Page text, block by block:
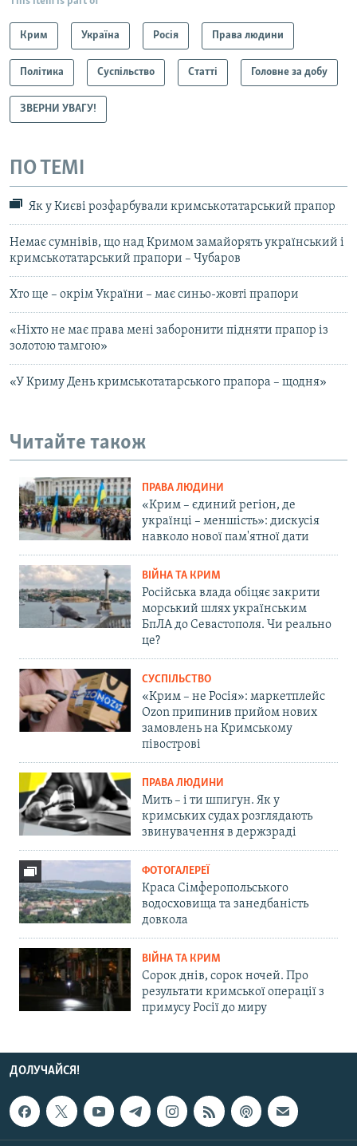
Крим Україна Росія Права людини
Політика Суспільство Статті Головне за добу
ЗВЕРНИ УВАГУ!
ПО ТЕМІ
Як у Києві розфарбували кримськотатарський прапор
Немає сумнівів, що над Кримом замайорять український і
кримськотатарський прапори – Чубаров
Хто ще – окрім України – має синьо-жовті прапори
«Ніхто не має права мені заборонити підняти прапор із
золотою тамгою»
«У Криму День кримськотатарського прапора – щодня»
Читайте також
ПРАВА ЛЮДИНИ
«Крим – єдиний регіон, де
українці – меншість»: дискусія
навколо нової пам'ятної дати
ВІЙНА ТА КРИМ
Російська влада обіцяє закрити
морський шлях українським
БпЛА до Севастополя. Чи реально
це?
СУСПІЛЬСТВО
«Крим – не Росія»: маркетплейс
Ozon припинив прийом нових
замовлень на Кримському
півострові
ПРАВА ЛЮДИНИ
Мить – і ти шпигун. Як у
кримських судах розглядають
звинувачення в держзраді
ФОТОГАЛЕРЕЇ
Краса Сімферопольського
водосховища та занедбаність
довкола
ВІЙНА ТА КРИМ
Сорок днів, сорок ночей. Про
результати кримської операції з
примусу Росії до миру
ДОЛУЧАЙСЯ!